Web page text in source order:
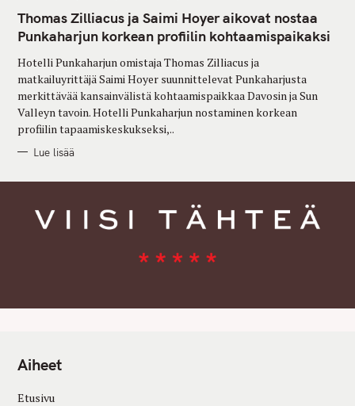
T
E
G
O
I
E
S
Thomas Zilliacus ja Saimi Hoyer aikovat nostaa
Punkaharjun korkean profiilin kohtaamispaikaksi
Hotelli Punkaharjun omistaja Thomas Zilliacus ja
matkailuyrittäjä Saimi Hoyer suunnittelevat Punkaharjusta
merkittävää kansainvälistä kohtaamispaikkaa Davosin ja Sun
Valleyn tavoin. Hotelli Punkaharjun nostaminen korkean
profiilin tapaamiskeskukseksi,..
Lue lisää
Aiheet
Etusivu